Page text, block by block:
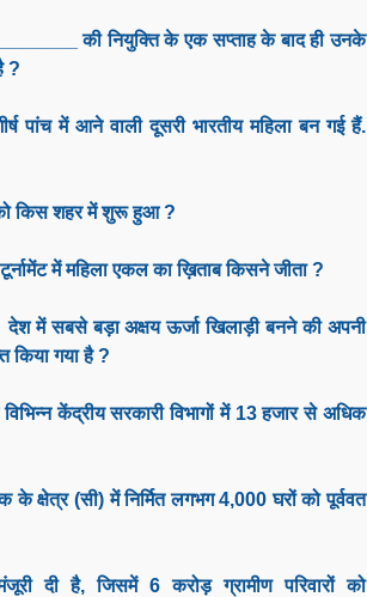
की नियुक्ति के एक सप्ताह के बाद ही उनके
?
पांच में आने वाली दूसरी भारतीय महिला बन गई हैं.
किस शहर में शुरू हुआ ?
में महिला एकल का ख़िताब किसने जीता ?
में सबसे बड़ा अक्षय ऊर्जा खिलाड़ी बनने की अपनी
किया गया है ?
केंद्रीय सरकारी विभागों में 13 हजार से अधिक
क्षेत्र (सी) में निर्मित लगभग 4,000 घरों को पूर्ववत
दी है, जिसमें 6 करोड़ ग्रामीण परिवारों को